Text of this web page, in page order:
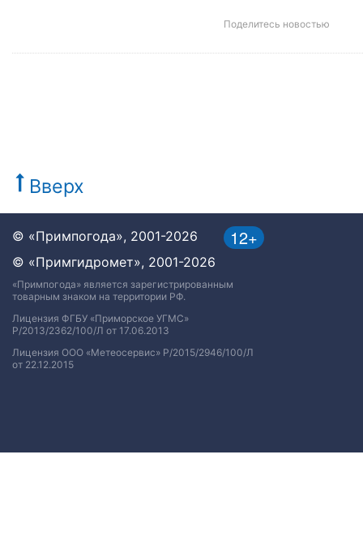
Поделитесь новостью
Вверх
12+
© «Примпогода», 2001-2026
© «Примгидромет», 2001-2026
«Примпогода» является зарегистрированным
товарным знаком на территории РФ.
Лицензия ФГБУ «Приморское УГМС»
Р/2013/2362/100/Л от 17.06.2013
Лицензия ООО «Метеосервис» Р/2015/2946/100/Л
от 22.12.2015